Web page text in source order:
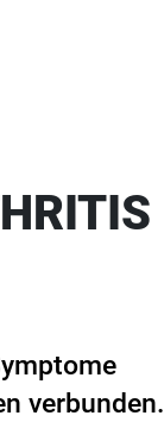
verbunden.